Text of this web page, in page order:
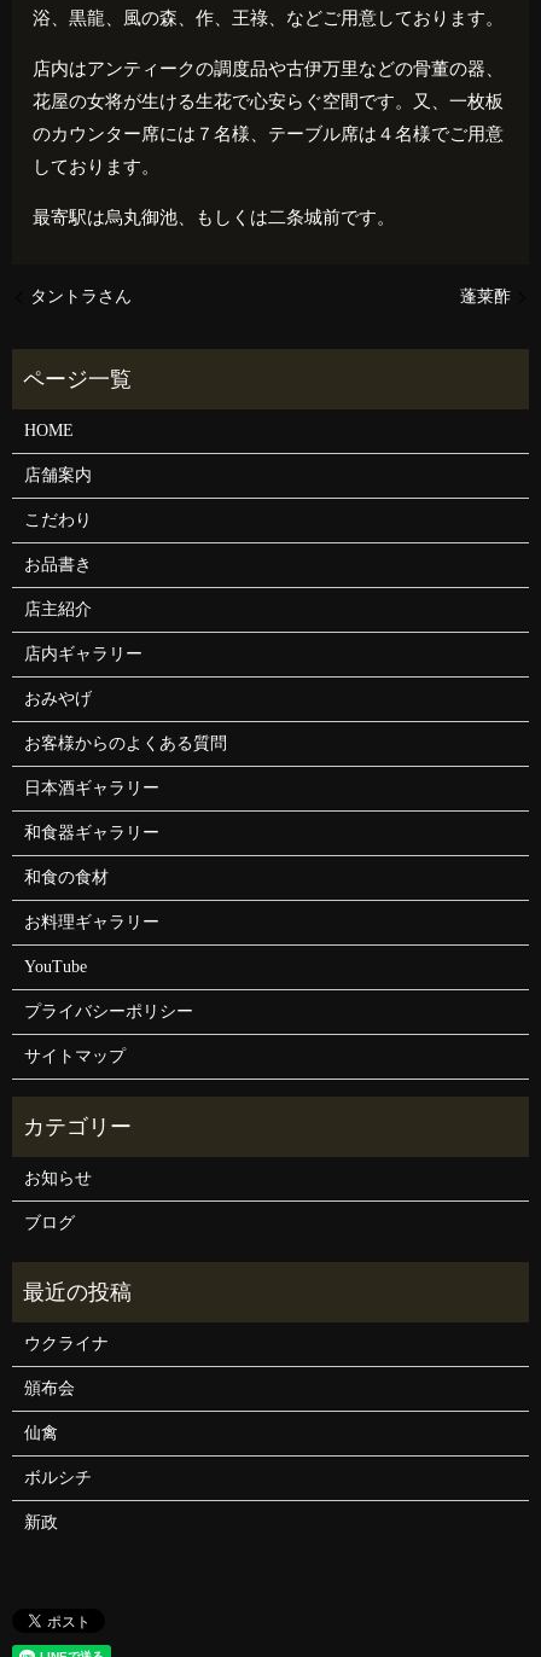
浴、黒龍、風の森、作、王祿、などご用意しております。
店内はアンティークの調度品や古伊万里などの骨董の器、
花屋の女将が生ける生花で心安らぐ空間です。又、一枚板
のカウンター席には７名様、テーブル席は４名様でご用意
しております。
最寄駅は烏丸御池、もしくは二条城前です。
タントラさん 蓬莱酢
HOME
店舗案内
こだわり
お品書き
店主紹介
店内ギャラリー
おみやげ
お客様からのよくある質問
日本酒ギャラリー
和食器ギャラリー
和食の食材
お料理ギャラリー
YouTube
プライバシーポリシー
サイトマップ
お知らせ
ブログ
ウクライナ
頒布会
仙禽
ボルシチ
新政